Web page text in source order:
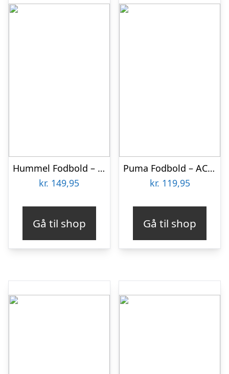
Hummel Fodbold – hmlBlaze Club 26 – Hvid/Blå/Pink
kr. 149,95
Gå til shop
Puma Fodbold – AC Milan – Mini – Puma Black/For All Time Red
kr. 119,95
Gå til shop